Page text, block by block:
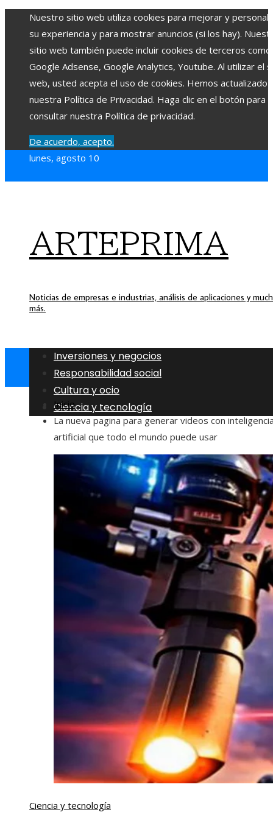
Nuestro sitio web utiliza cookies para mejorar y
su experiencia y para mostrar anuncios (si los hay).
sitio web también puede incluir cookies de terceros como
Google Adsense, Google Analytics, Youtube. Al utilizar el
web, usted acepta el uso de cookies. Hemos actualizado
nuestra Política de Privacidad. Haga clic en el botón para
consultar nuestra Política de privacidad.
De acuerdo, acepto.
lunes, agosto 10
ARTEPRIMA
Noticias de empresas e industrias, análisis de aplicaciones y
más.
Inversiones y negocios
Responsabilidad social
Cultura y ocio
Ciencia y tecnología
Inicio
La nueva pagina para generar videos con
artificial que todo el mundo puede usar
Ciencia y tecnología